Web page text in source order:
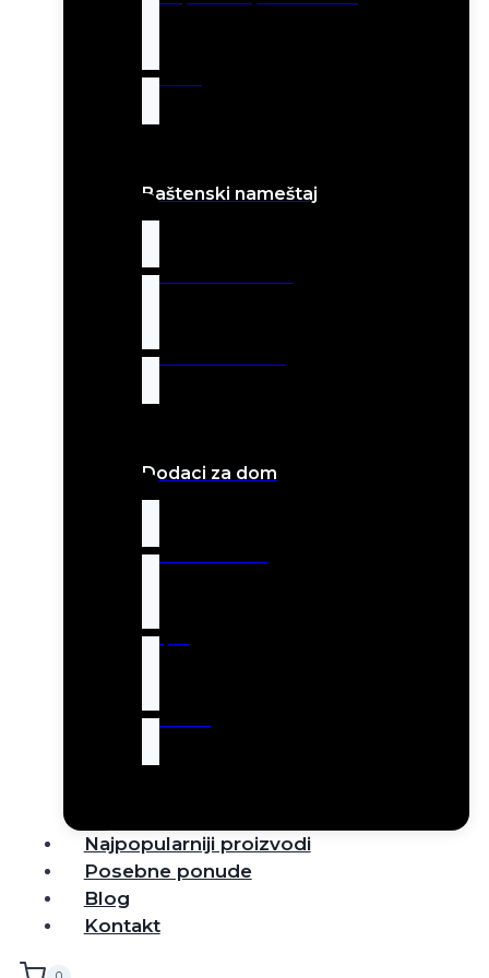
Jastuci
Baštenski nameštaj
Baštenske stolice
Baštenski stolovi
Dodaci za dom
Robot usisivači
Tepisi
Rasveta
Najpopularniji proizvodi
Posebne ponude
Blog
Kontakt